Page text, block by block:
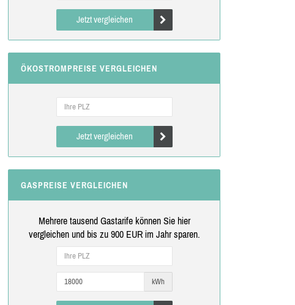
Jetzt vergleichen
ÖKOSTROMPREISE VERGLEICHEN
Jetzt vergleichen
GASPREISE VERGLEICHEN
Mehrere tausend Gastarife können Sie hier
vergleichen und bis zu 900 EUR im Jahr sparen.
kWh